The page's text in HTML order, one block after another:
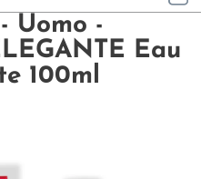
Uomo -
Eau
100ml